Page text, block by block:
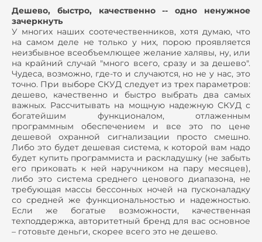
Дешево, быстро, качественно -- одно ненужное
зачеркнуть
У многих наших соотечественников, хотя думаю, что
на самом деле не только у них, порою проявляется
неизбывное всеобъемлющее желание халявы, ну, или
на крайний случай "много всего, сразу и за дешево".
Чудеса, возможно, где-то и случаются, но не у нас, это
точно. При выборе СКУД следует из трех параметров:
дешево, качественно и быстро выбрать два самых
важных. Рассчитывать на мощную надежную СКУД с
богатейшим функционалом, отлаженным
программным обеспечением и все это по цене
дешевой охранной сигнализации просто смешно.
Либо это будет дешевая система, к которой вам надо
будет купить программиста и раскладушку (не забыть
его приковать к ней наручником на пару месяцев),
либо это система среднего ценового диапазона, не
требующая массы бессонных ночей на пусконаладку
со средней же функциональностью и надежностью.
Если же богатые возможности, качественная
техподдержка, авторитетный бренд для вас основное
– готовьте деньги, скорее всего это не дешево.